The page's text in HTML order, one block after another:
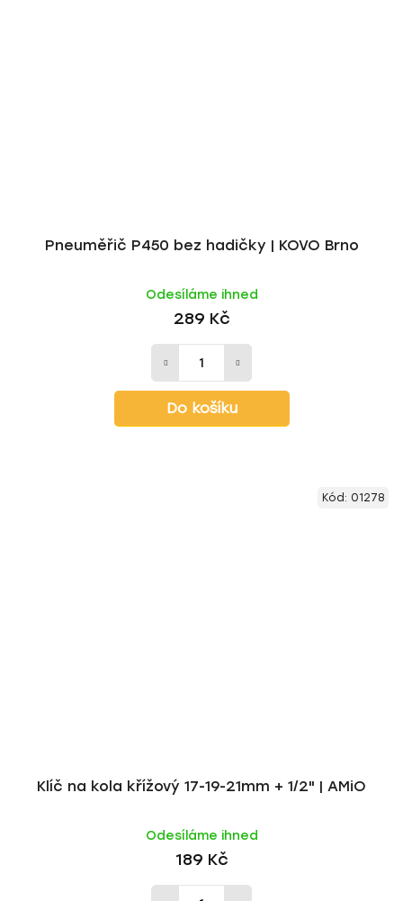
Pneuměřič P450 bez hadičky | KOVO Brno
Odesíláme ihned
289 Kč
Do košíku
Klíč na kola křížový 17-19-21mm + 1/2" | AMiO
Odesíláme ihned
189 Kč
Kód: 01278